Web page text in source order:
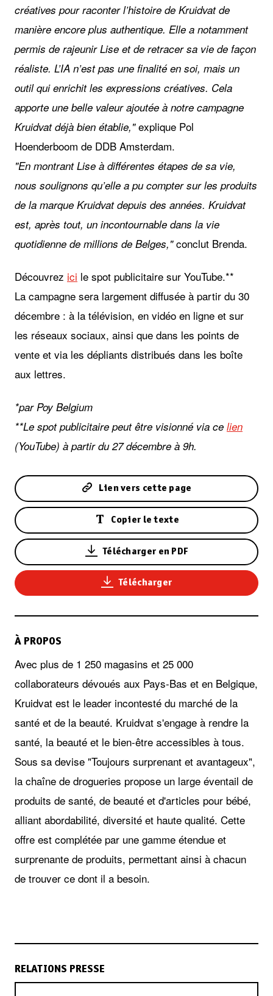
créatives pour raconter l’histoire de Kruidvat de
manière encore plus authentique. Elle a notamment
permis de rajeunir Lise et de retracer sa vie de façon
réaliste. L’IA n’est pas une finalité en soi, mais un
outil qui enrichit les expressions créatives. Cela
apporte une belle valeur ajoutée à notre campagne
Kruidvat déjà bien établie,"explique Pol
Hoenderboom de DDB Amsterdam.
"En montrant Lise à différentes étapes de sa vie,
nous soulignons qu’elle a pu compter sur les produits
de la marque Kruidvat depuis des années. Kruidvat
est, après tout, un incontournable dans la vie
quotidienne de millions de Belges,"conclut Brenda.
Découvrez ici le spot publicitaire sur YouTube.**
La campagne sera largement diffusée à partir du 30
décembre : à la télévision, en vidéo en ligne et sur
les réseaux sociaux, ainsi que dans les points de
vente et via les dépliants distribués dans les boîte
aux lettres.
*par Poy Belgium
**Le spot publicitaire peut être visionné via ce lien
(YouTube) à partir du 27 décembre à 9h.
Lien vers cette page
Copier le texte
Télécharger en PDF
Télécharger
À PROPOS
Avec plus de 1 250 magasins et 25 000
collaborateurs dévoués aux Pays-Bas et en Belgique,
Kruidvat est le leader incontesté du marché de la
santé et de la beauté. Kruidvat s'engage à rendre la
santé, la beauté et le bien-être accessibles à tous.
Sous sa devise "Toujours surprenant et avantageux",
la chaîne de drogueries propose un large éventail de
produits de santé, de beauté et d'articles pour bébé,
alliant abordabilité, diversité et haute qualité. Cette
offre est complétée par une gamme étendue et
surprenante de produits, permettant ainsi à chacun
de trouver ce dont il a besoin.
RELATIONS PRESSE